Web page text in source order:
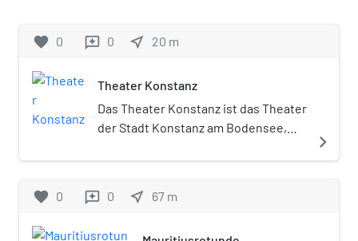
favorite 0 reviews 0 near_me 20 m
Theater Konstanz
Das Theater Konstanz ist das Theater
der Stadt Konstanz am Bodensee,
1607 zurückreicht. Es betreibt die
Werkstatt und Spiegelhalle.
navigate_next
favorite 0 reviews 0 near_me 67 m